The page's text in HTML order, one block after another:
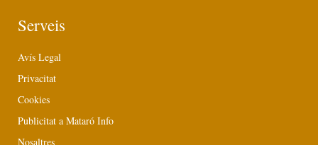
Serveis
Avís Legal
Privacitat
Cookies
Publicitat a Mataró Info
Nosaltres